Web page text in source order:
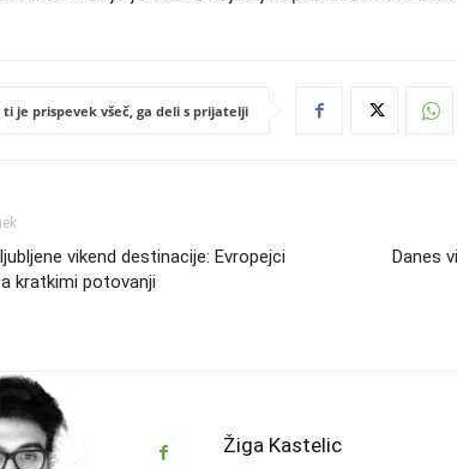
ti je prispevek všeč, ga deli s prijatelji
vikend destinacije: Evropejci
kratkimi potovanji
Danes
Žiga Kastelic